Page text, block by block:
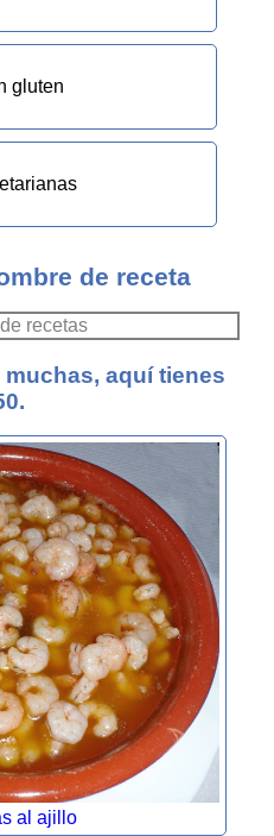
gluten
de receta
aquí tienes
al ajillo